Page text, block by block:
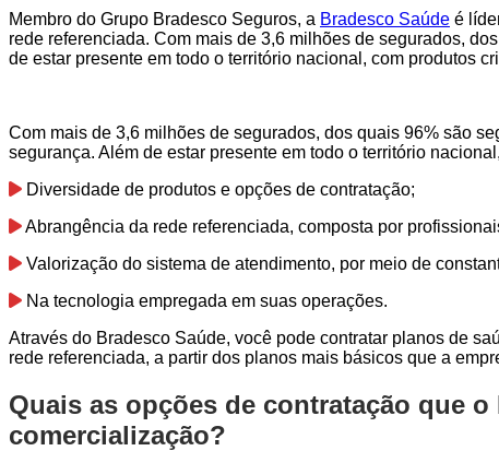
Membro do Grupo Bradesco Seguros, a Bradesco Saúde é
rede referenciada. Com mais de 3,6 milhões de segurados,
de estar presente em todo o território nacional, com produtos
Com mais de 3,6 milhões de segurados, dos quais 96% são
segurança. Além de estar presente em todo o território
Diversidade de produtos e opções de contratação;
Abrangência da rede referenciada, composta por
Valorização do sistema de atendimento, por meio de
Na tecnologia empregada em suas operações.
Através do Bradesco Saúde, você pode contratar planos de
rede referenciada, a partir dos planos mais básicos que a
Quais as opções de contratação que
comercialização?